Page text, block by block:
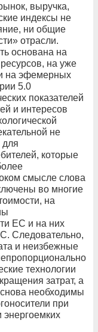
выручка,
индексы не
ни общие
отрасли.
основана на
на уже
на эфемерных
5.0
показателей
и интересов
не
для
которые
смысле слова
во многие
на
ЕС и на них
Следовательно,
и неизбежные
технологии
затрат, а
необходимы
при
энергоемких